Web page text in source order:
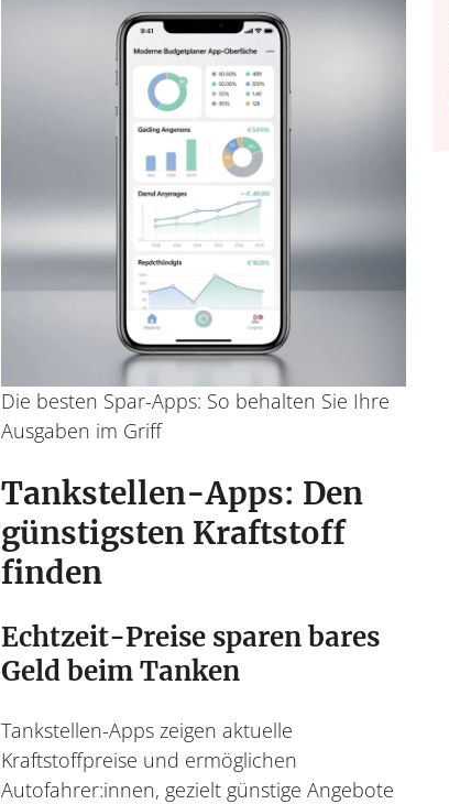
Die besten Spar-Apps: So behalten Sie Ihre
Ausgaben im Griff
Tankstellen-Apps: Den
günstigsten Kraftstoff
finden
Echtzeit-Preise sparen bares
Geld beim Tanken
Tankstellen-Apps zeigen aktuelle
Kraftstoffpreise und ermöglichen
Autofahrer:innen, gezielt günstige Angebote